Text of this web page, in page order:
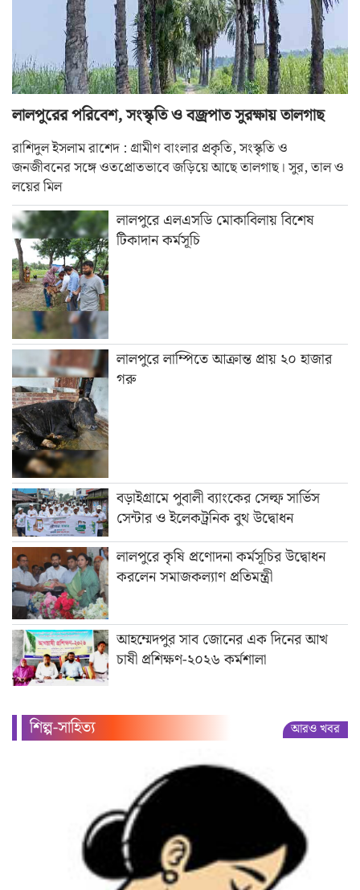
লালপুরের পরিবেশ, সংস্কৃতি ও বজ্রপাত সুরক্ষায় তালগাছ
রাশিদুল ইসলাম রাশেদ : গ্রামীণ বাংলার প্রকৃতি, সংস্কৃতি ও
জনজীবনের সঙ্গে ওতপ্রোতভাবে জড়িয়ে আছে তালগাছ। সুর, তাল ও
লয়ের মিল
লালপুরে এলএসডি মোকাবিলায় বিশেষ
টিকাদান কর্মসূচি
লালপুরে লাম্পিতে আক্রান্ত প্রায় ২০ হাজার
গরু
বড়াইগ্রামে পুবালী ব্যাংকের সেল্ফ সার্ভিস
সেন্টার ও ইলেকট্রনিক বুথ উদ্বোধন
লালপুরে কৃষি প্রণোদনা কর্মসূচির উদ্বোধন
করলেন সমাজকল্যাণ প্রতিমন্ত্রী
আহম্মেদপুর সাব জোনের এক দিনের আখ
চাষী প্রশিক্ষণ-২০২৬ কর্মশালা
শিল্প-সাহিত্য আরও খবর